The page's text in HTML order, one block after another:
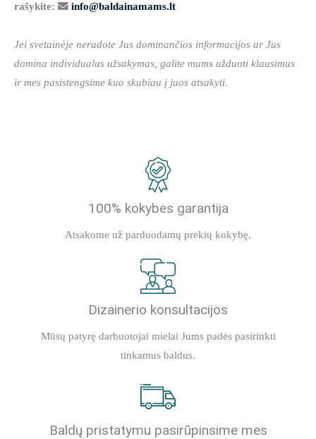
rašykite:
info@baldainamams.lt
Jei svetainėje neradote Jus dominančios informacijos ar Jus
domina individualus užsakymas, galite mums užduoti klausimus
ir mes pasistengsime kuo skubiau į juos atsakyti.
100% kokybės garantija
Atsakome už parduodamų prekių kokybę.
Dizainerio konsultacijos
Mūsų patyrę darbuotojai mielai Jums padės pasirinkti
tinkamus baldus.
Baldų pristatymu pasirūpinsime mes